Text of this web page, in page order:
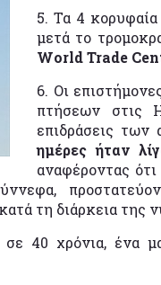
5. Τα 4
μετά το
World Trade
6. Οι
πτήσεων στις
επιδράσεις των
ημέρες ήταν
αναφέροντας
τη διάρκεια της
40 χρόνια, ένα